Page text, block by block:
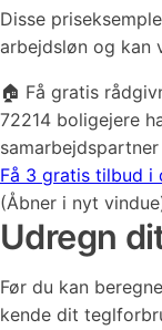
Disse
arbejdsløn og kan
🏠 Få gratis
72214 boligejere
Få 3 gratis tilbud i
(Åbner i nyt
Udregn
Før du kan
kende dit